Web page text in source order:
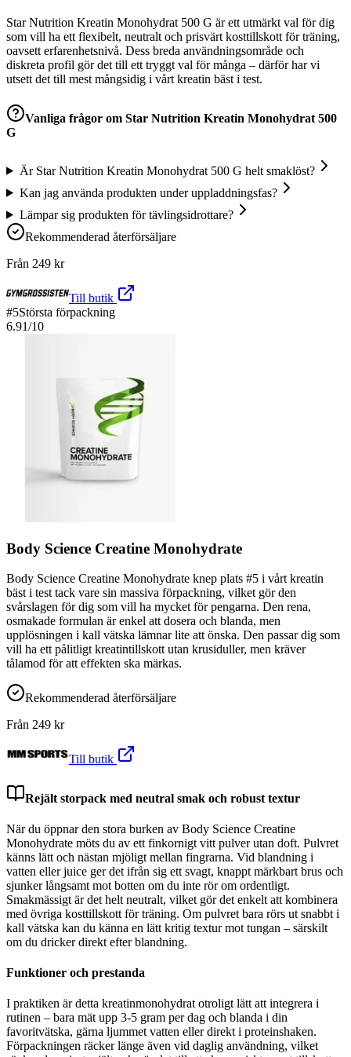
Star Nutrition Kreatin Monohydrat 500 G är ett utmärkt val för dig
som vill ha ett flexibelt, neutralt och prisvärt kosttillskott för träning,
oavsett erfarenhetsnivå. Dess breda användningsområde och
diskreta profil gör det till ett tryggt val för många – därför har vi
utsett det till mest mångsidig i vårt kreatin bäst i test.
Vanliga frågor om Star Nutrition Kreatin Monohydrat 500
G
Är Star Nutrition Kreatin Monohydrat 500 G helt smaklöst?
Kan jag använda produkten under uppladdningsfas?
Lämpar sig produkten för tävlingsidrottare?
Rekommenderad återförsäljare
Från 249 kr
Till butik
#5Största förpackning
6.91/10
Body Science Creatine Monohydrate
Body Science Creatine Monohydrate knep plats #5 i vårt kreatin
bäst i test tack vare sin massiva förpackning, vilket gör den
svårslagen för dig som vill ha mycket för pengarna. Den rena,
osmakade formulan är enkel att dosera och blanda, men
upplösningen i kall vätska lämnar lite att önska. Den passar dig som
vill ha ett pålitligt kreatintillskott utan krusiduller, men kräver
tålamod för att effekten ska märkas.
Rekommenderad återförsäljare
Från 249 kr
Till butik
Rejält storpack med neutral smak och robust textur
När du öppnar den stora burken av Body Science Creatine
Monohydrate möts du av ett finkornigt vitt pulver utan doft. Pulvret
känns lätt och nästan mjöligt mellan fingrarna. Vid blandning i
vatten eller juice ger det ifrån sig ett svagt, knappt märkbart brus och
sjunker långsamt mot botten om du inte rör om ordentligt.
Smakmässigt är det helt neutralt, vilket gör det enkelt att kombinera
med övriga kosttillskott för träning. Om pulvret bara rörs ut snabbt i
kall vätska kan du känna en lätt kritig textur mot tungan – särskilt
om du dricker direkt efter blandning.
Funktioner och prestanda
I praktiken är detta kreatinmonohydrat otroligt lätt att integrera i
rutinen – bara mät upp 3-5 gram per dag och blanda i din
favoritvätska, gärna ljummet vatten eller direkt i proteinshaken.
Förpackningen räcker länge även vid daglig användning, vilket